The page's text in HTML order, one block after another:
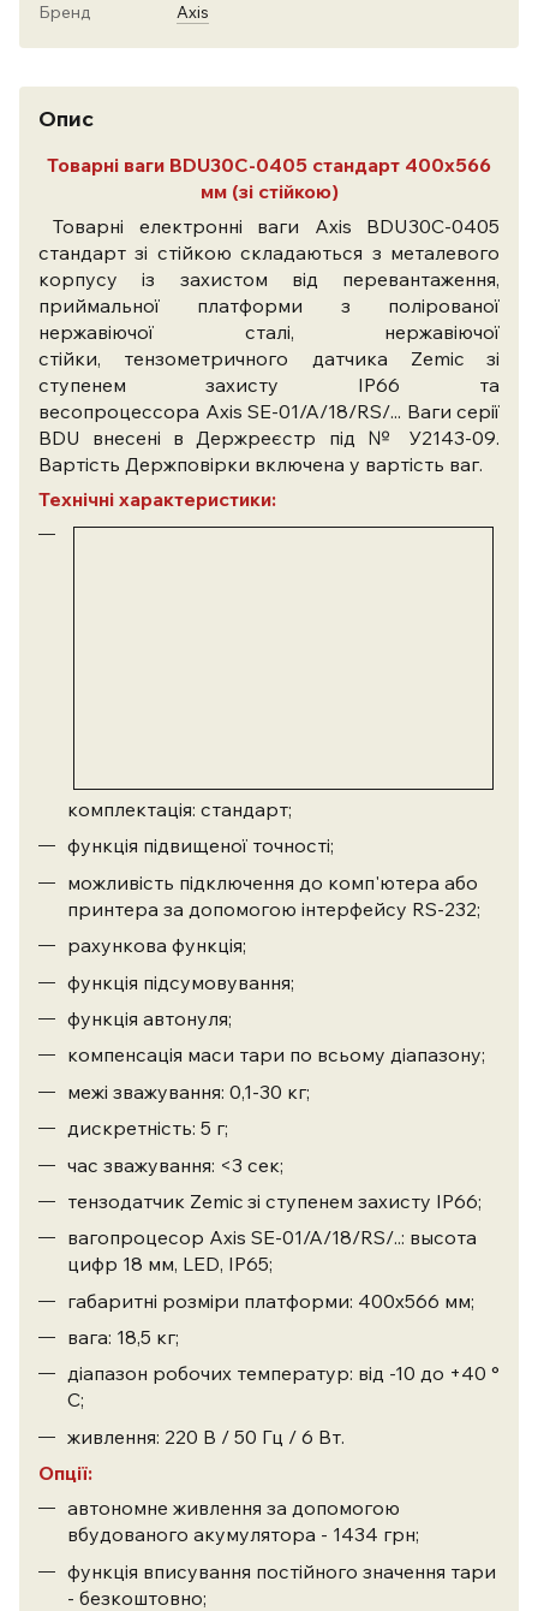
Бренд Axis
Опис
Товарні ваги BDU30C-0405 стандарт 400х566
мм (зі стійкою)
Товарні електронні ваги Axis BDU30C-0405
стандартзі стійкоюскладаються з металевого
корпусу із захистом від перевантаження,
приймальної платформи з полірованої
нержавіючої сталі, нержавіючої
стійки, тензометричного датчика Zemic зі
ступенем захисту IP66 та
весопроцессора Axis SE-01/A/18/RS/... Ваги серії
BDU внесені в Держреєстр під № У2143-09.
Вартість Держповірки включена у вартість ваг.
Технічні характеристики:
комплектація: стандарт;
функція підвищеної точності;
можливість підключення до комп'ютера або
принтера за допомогою інтерфейсу RS-232;
рахункова функція;
функція підсумовування;
функція автонуля;
компенсація маси тари по всьому діапазону;
межі зважування: 0,1-30 кг;
дискретність: 5 г;
час зважування: <3 сек;
тензодатчик Zemic зі ступенем захисту IP66;
вагопроцесор Axis SE-01/A/18/RS/..: высота
цифр 18 мм, LED, IP65;
габаритні розміри платформи: 400х566 мм;
вага: 18,5 кг;
діапазон робочих температур: від -10 до +40 °
С;
живлення: 220 В / 50 Гц / 6 Вт.
Опції:
автономне живлення за допомогою
вбудованого акумулятора - 1434 грн;
функція вписування постійного значення тари
- безкоштовно;